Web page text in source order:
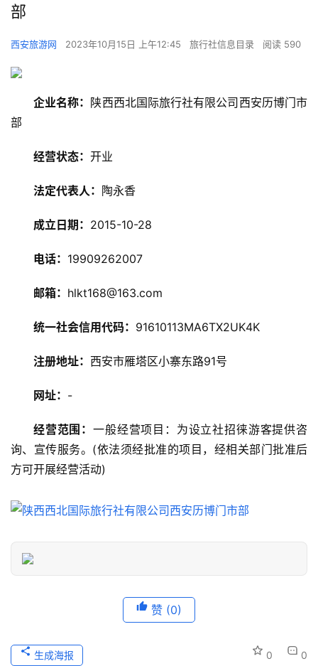
热
门
景
游
信
文
注册
部
西安旅游网 2023年10月15日 上午12:45 旅行社信息目录 阅读 590
企业名称： 陕西西北国际旅行社有限公司西安历博门市
部
经营状态： 开业
法定代表人： 陶永香
成立日期： 2015-10-28
电话： 19909262007
邮箱： hlkt168@163.com
统一社会信用代码： 91610113MA6TX2UK4K
注册地址： 西安市雁塔区小寨东路91号
网址： -
经营范围：一般经营项目：为设立社招徕游客提供咨
询、宣传服务。(依法须经批准的项目，经相关部门批准后
方可开展经营活动)
赞 (0)
0 0
生成海报